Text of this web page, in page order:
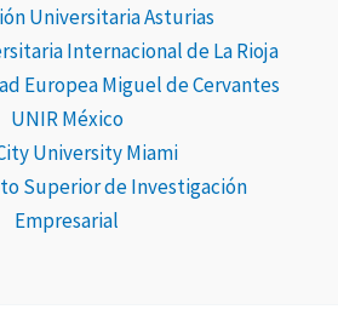
Universitaria Asturias
Internacional de La Rioja
Europea Miguel de Cervantes
UNIR México
University Miami
Superior de Investigación
Empresarial